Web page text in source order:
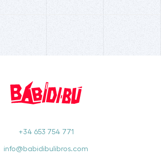
+34 653 754 771
info@babidibulibros.com